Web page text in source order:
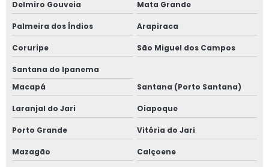
Delmiro Gouveia Mata Grande
Palmeira dos Índios Arapiraca
Coruripe São Miguel dos Campos
Santana do Ipanema
Macapá
Santana (Porto Santana)
Laranjal do Jari Oiapoque
Porto Grande Vitória do Jari
Mazagão Calçoene